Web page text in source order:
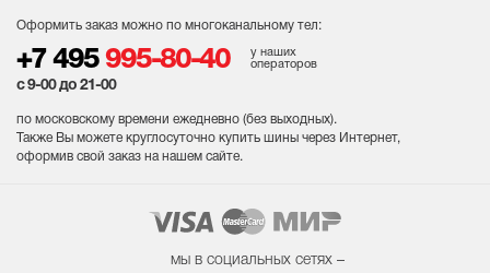
Оформить заказ можно по многоканальному тел:
+7 495 995-80-40
у наших
операторов
с 9-00 до 21-00
по московскому времени ежедневно (без выходных).
Также Вы можете круглосуточно купить шины через Интернет,
оформив свой заказ на нашем сайте.
мы в социальных сетях –